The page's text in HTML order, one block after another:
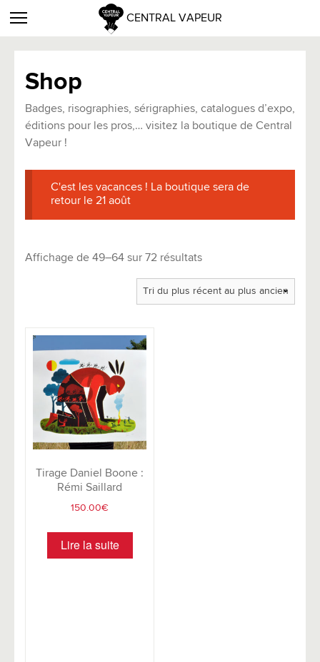
CENTRAL VAPEUR
Shop
Badges, risographies, sérigraphies, catalogues d’expo,
éditions pour les pros,… visitez la boutique de Central
Vapeur !
C'est les vacances ! La boutique sera de
retour le 21 août
Affichage de 49–64 sur 72 résultatsTrié
plus
Tirage Daniel Boone :
Rémi Saillard
150.00€
Lire la suite